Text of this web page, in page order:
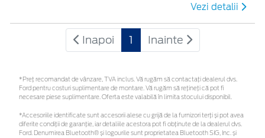
Vezi detalii
Inapoi 1 Inainte
*Preţ recomandat de vânzare, TVA inclus. Vă rugăm să contactaţi dealerul dvs.
Ford pentru costuri suplimentare de montare. Vă rugăm să rețineți că pot fi
necesare piese suplimentare. Oferta este valabilă în limita stocului disponibil.
*Accesoriile identificate sunt accesorii alese cu grijă de la furnizori terți și pot avea
diferite condiții de garanție, iar detaliile acestora pot fi obținute de la dealerul dvs.
Ford. Denumirea Bluetooth® și logourile sunt proprietatea Bluetooth SIG, Inc. și